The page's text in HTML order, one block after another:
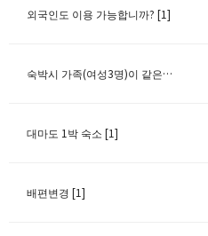
외국인도 이용 가능합니까? [1]
숙박시 가족(여성3명)이 같은방에서 숙박 가능한가요? [1]
대마도 1박 숙소 [1]
배편변경 [1]